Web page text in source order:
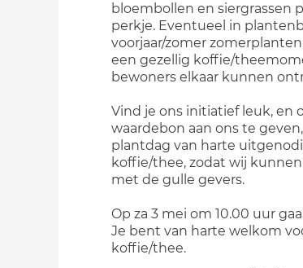
bloembollen en siergrassen
perkje. Eventueel in
voorjaar/zomer
een gezellig koffie/
bewoners elkaar kunnen
Vind je ons initiatief leuk, en
waardebon aan ons te
plantdag van harte
koffie/thee, zodat wij
met de gulle gevers.
Op za 3 mei om 10.00 uur
Je bent van harte welkom
koffie/thee.